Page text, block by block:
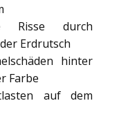
Risse durch
Erdrutsch
hinter
Farbe
auf dem